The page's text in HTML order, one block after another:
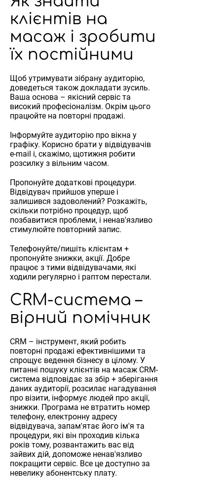
клієнтів на
масаж і зробити
їх постійними
Щоб утримувати зібрану аудиторію,
доведеться також докладати зусиль.
Ваша основа – якісний сервіс та
високий професіоналізм. Окрім цього
працюйте на повторні продажі.
Інформуйте аудиторію про вікна у
графіку. Корисно брати у відвідувачів
e-mail і, скажімо, щотижня робити
розсилку з вільним часом.
Пропонуйте додаткові процедури.
Відвідувач прийшов уперше і
залишився задоволений? Розкажіть,
скільки потрібно процедур, щоб
позбавитися проблеми, і ненав'язливо
стимулюйте повторний запис.
Телефонуйте/пишіть клієнтам +
пропонуйте знижки, акції. Добре
працює з тими відвідувачами, які
ходили регулярно і раптом перестали.
CRM-система –
вірний помічник
CRM – інструмент, який робить
повторні продажі ефективнішими та
спрощує ведення бізнесу в цілому. У
питанні пошуку клієнтів на масаж CRM-
система відповідає за збір + зберігання
даних аудиторії, розсилає нагадування
про візити, інформує людей про акції,
знижки. Програма не втратить номер
телефону, електронну адресу
відвідувача, запам'ятає його ім'я та
процедури, які він проходив кілька
років тому, розвантажить вас від
зайвих дій, допоможе ненав'язливо
покращити сервіс. Все це доступно за
невелику абонентську плату.